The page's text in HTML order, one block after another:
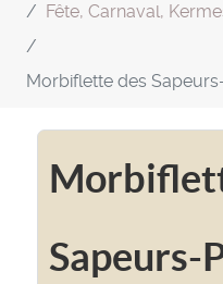
Fête, Carnaval,
Morbiflette des
Sapeurs-